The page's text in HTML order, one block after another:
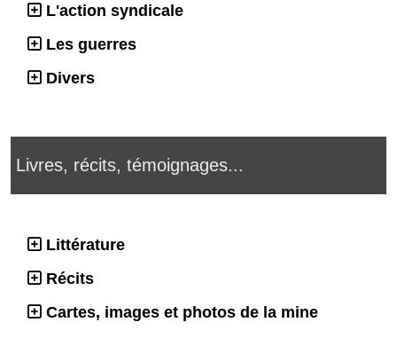
L'action syndicale
Les guerres
Divers
Livres, récits, témoignages...
Littérature
Récits
Cartes, images et photos de la mine